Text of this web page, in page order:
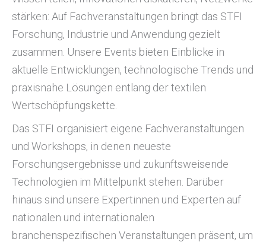
stärken: Auf Fachveranstaltungen bringt das STFI
Forschung, Industrie und Anwendung gezielt
zusammen. Unsere Events bieten Einblicke in
aktuelle Entwicklungen, technologische Trends und
praxisnahe Lösungen entlang der textilen
Wertschöpfungskette.
Das STFI organisiert eigene Fachveranstaltungen
und Workshops, in denen neueste
Forschungsergebnisse und zukunftsweisende
Technologien im Mittelpunkt stehen. Darüber
hinaus sind unsere Expertinnen und Experten auf
nationalen und internationalen
branchenspezifischen Veranstaltungen präsent, um